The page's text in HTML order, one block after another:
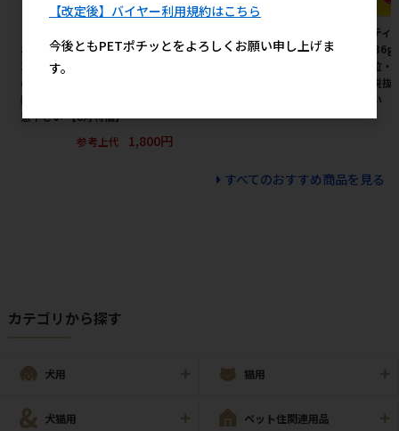
おさんぽ用エチケットパック
110枚入 ※メーカー直送（本州
のみ） ※発注単位・最低発注
数量(混載10ケース以上)にご注
意下さい 【8月特価】
参考上代
1,800円
ッド
［ペテ
り。
注単位
計：税
下さい
すべてのおすすめ商品を見る
カテゴリから探す
犬用 猫用
犬猫用 ペット住関連用品
【改定後】バイヤー利用規約はこちら
今後ともPETポチッとをよろしくお願い申し上げま
す。